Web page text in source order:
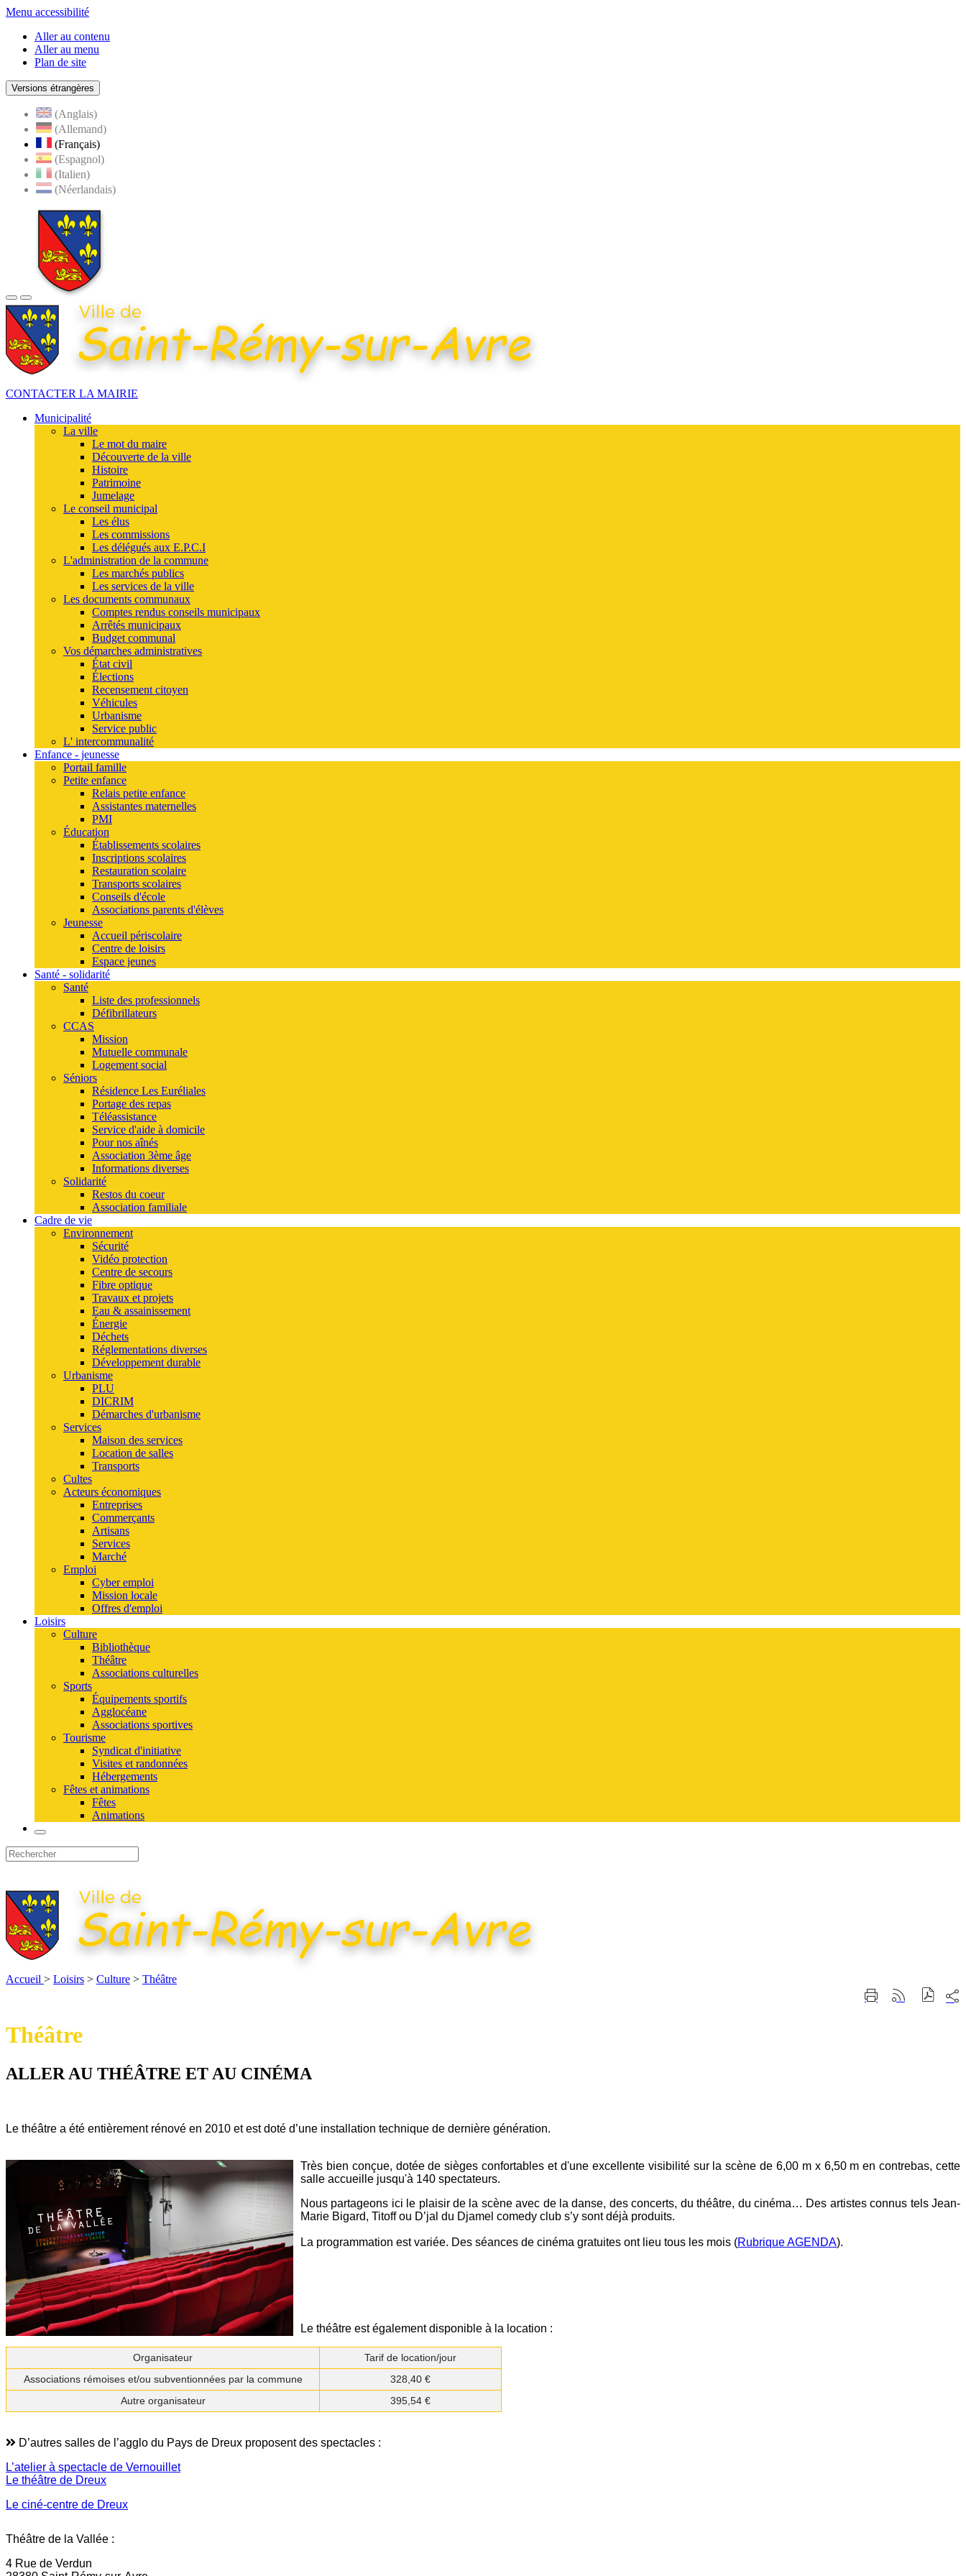
Menu accessibilité
Aller au contenu
Aller au menu
Plan de site
Versions étrangères
(Anglais)
(Allemand)
(Français)
(Espagnol)
(Italien)
(Néerlandais)
CONTACTER LA MAIRIE
Municipalité
La ville
Le mot du maire
Découverte de la ville
Histoire
Patrimoine
Jumelage
Le conseil municipal
Les élus
Les commissions
Les délégués aux E.P.C.I
L'administration de la commune
Les marchés publics
Les services de la ville
Les documents communaux
Comptes rendus conseils municipaux
Arrêtés municipaux
Budget communal
Vos démarches administratives
État civil
Élections
Recensement citoyen
Véhicules
Urbanisme
Service public
L' intercommunalité
Enfance - jeunesse
Portail famille
Petite enfance
Relais petite enfance
Assistantes maternelles
PMI
Éducation
Établissements scolaires
Inscriptions scolaires
Restauration scolaire
Transports scolaires
Conseils d'école
Associations parents d'élèves
Jeunesse
Accueil périscolaire
Centre de loisirs
Espace jeunes
Santé - solidarité
Santé
Liste des professionnels
Défibrillateurs
CCAS
Mission
Mutuelle communale
Logement social
Séniors
Résidence Les Euréliales
Portage des repas
Téléassistance
Service d'aide à domicile
Pour nos aînés
Association 3ème âge
Informations diverses
Solidarité
Restos du coeur
Association familiale
Cadre de vie
Environnement
Sécurité
Vidéo protection
Centre de secours
Fibre optique
Travaux et projets
Eau & assainissement
Énergie
Déchets
Réglementations diverses
Développement durable
Urbanisme
PLU
DICRIM
Démarches d'urbanisme
Services
Maison des services
Location de salles
Transports
Cultes
Acteurs économiques
Entreprises
Commerçants
Artisans
Services
Marché
Emploi
Cyber emploi
Mission locale
Offres d'emploi
Loisirs
Culture
Bibliothèque
Théâtre
Associations culturelles
Sports
Équipements sportifs
Agglocéane
Associations sportives
Tourisme
Syndicat d'initiative
Visites et randonnées
Hébergements
Fêtes et animations
Fêtes
Animations
Accueil > Loisirs > Culture > Théâtre
ImprimerGénérer
sur
Théâtre
ALLER AU THÉÂTRE ET AU CINÉMA
Le théâtre a été entièrement rénové en 2010 et est doté d’une installation technique de dernière génération.
Très bien conçue, dotée de sièges confortables et d'une excellente visibilité sur la scène de 6,00 m x 6,50 m en contrebas, cette
sa lle accueille jusqu'à 140 spectateurs.
Nous partageons ici le plaisir de la scène avec de la danse, des concerts, du théâtre, du cinéma… Des artistes connus tels Jean-
Marie Bigard, Titoff ou D’jal du Djamel comedy club s’y sont déjà produits.
La programmation est variée. Des séances de cinéma gratuites ont lieu tous les mois (Rubrique AGENDA).
Le théâtre est également disponible à la location :
Organisateur
Tarif de location/jour
Associations rémoises et/ou subventionnées par la commune
328,40 €
Autre organisateur
395,54 €
D’autres salles de l’agglo du Pays de Dreux proposent des spectacles :
L’atelier à spectacle de Vernouillet
Le théâtre de Dreux
Le ciné-centre de Dreux
Théâtre de la Vallée :
4 Rue de Verdun